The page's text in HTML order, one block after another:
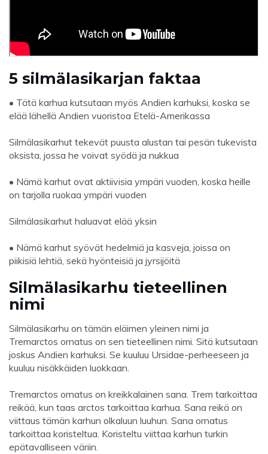
5 silmälasikarjan faktaa
• Tätä karhua kutsutaan myös Andien karhuksi, koska se
elää lähellä Andien vuoristoa Etelä-Amerikassa
Silmälasikarhut tekevät puusta alustan tai pesän tukevista
oksista, jossa he voivat syödä ja nukkua
• Nämä karhut ovat aktiivisia ympäri vuoden, koska heille
on tarjolla ruokaa ympäri vuoden
Silmälasikarhut haluavat elää yksin
• Nämä karhut syövät hedelmiä ja kasveja, joissa on
piikisiä lehtiä, sekä hyönteisiä ja jyrsijöitä
Silmälasikarhu tieteellinen
nimi
Silmälasikarhu on tämän eläimen yleinen nimi ja
Tremarctos ornatus on sen tieteellinen nimi. Sitä kutsutaan
joskus Andien karhuksi. Se kuuluu Ursidae-perheeseen ja
kuuluu nisäkkäiden luokkaan.
Tremarctos ornatus on kreikkalainen sana. Trem tarkoittaa
reikää, kun taas arctos tarkoittaa karhua. Sana reikä on
viittaus tämän karhun olkaluun luuhun. Sana ornatus
tarkoittaa koristeltua. Koristeltu viittaa karhun turkin
epätavalliseen väriin.